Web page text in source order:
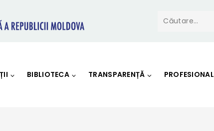
BIBLIOTECA TRANSPARENȚĂ PROFESIONAL